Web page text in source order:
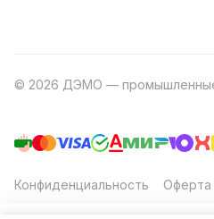
© 2026 ДЭМО —
Конфиденциальность Оферта